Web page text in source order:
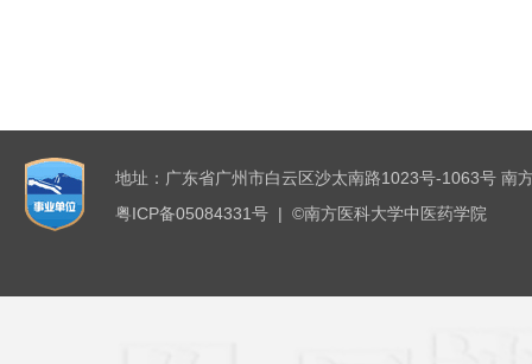
地址：广东省广州市白云区沙太南路1023号-1063号 南
粤ICP备05084331号 | ©南方医科大学中医药学院